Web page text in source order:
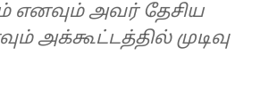
எனவும் அவர் தேசிய
அக்கூட்டத்தில் முடிவு